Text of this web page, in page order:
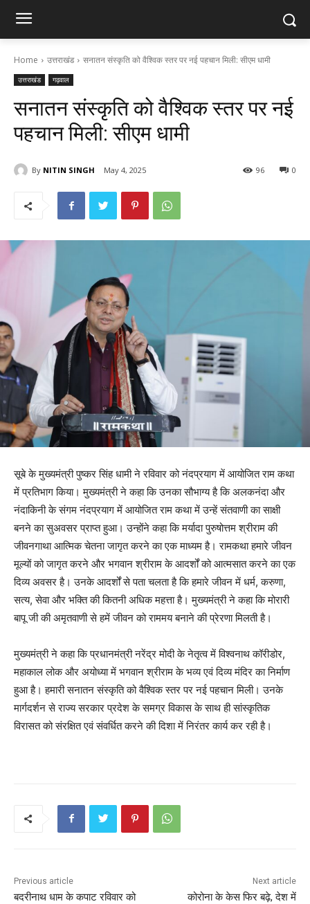
Home उत्तराखंड सनातन संस्कृति को वैश्विक स्तर पर नई पहचान मिली: सीएम धामी
उत्तराखंड गढ़वाल
सनातन संस्कृति को वैश्विक स्तर पर नई
पहचान मिली: सीएम धामी
By NITIN SINGH May 4, 2025 0
96
सूबे के मुख्यमंत्री पुष्कर सिंह धामी ने रविवार को नंदप्रयाग में आयोजित राम कथा
में प्रतिभाग किया। मुख्यमंत्री ने कहा कि उनका सौभाग्य है कि अलकनंदा और
नंदाकिनी के संगम नंदप्रयाग में आयोजित राम कथा में उन्हें संतवाणी का साक्षी
बनने का सुअवसर प्राप्त हुआ। उन्होंने कहा कि मर्यादा पुरुषोत्तम श्रीराम की
जीवनगाथा आत्मिक चेतना जागृत करने का एक माध्यम है। रामकथा हमारे जीवन
मूल्यों को जागृत करने और भगवान श्रीराम के आदर्शों को आत्मसात करने का एक
दिव्य अवसर है। उनके आदर्शों से पता चलता है कि हमारे जीवन में धर्म, करुणा,
सत्य, सेवा और भक्ति की कितनी अधिक महत्ता है। मुख्यमंत्री ने कहा कि मोरारी
बापू जी की अमृतवाणी से हमें जीवन को राममय बनाने की प्रेरणा मिलती है।
मुख्यमंत्री ने कहा कि प्रधानमंत्री नरेंद्र मोदी के नेतृत्व में विश्वनाथ कॉरीडोर,
महाकाल लोक और अयोध्या में भगवान श्रीराम के भव्य एवं दिव्य मंदिर का निर्माण
हुआ है। हमारी सनातन संस्कृति को वैश्विक स्तर पर नई पहचान मिली। उनके
मार्गदर्शन से राज्य सरकार प्रदेश के समग्र विकास के साथ ही सांस्कृतिक
विरासत को संरक्षित एवं संवर्धित करने की दिशा में निरंतर कार्य कर रही है।
Previous article
बदरीनाथ धाम के कपाट रविवार को
Next article
कोरोना के केस फिर बढ़े, देश में